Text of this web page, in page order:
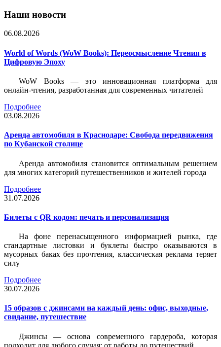
Наши новости
06.08.2026
World of Words (WoW Books): Переосмысление Чтения в
Цифровую Эпоху
WoW Books — это инновационная платформа для
онлайн-чтения, разработанная для современных читателей
Подробнее
03.08.2026
Аренда автомобиля в Краснодаре: Свобода передвижения
по Кубанской столице
Аренда автомобиля становится оптимальным решением
для многих категорий путешественников и жителей города
Подробнее
31.07.2026
Билеты c QR кодом: печать и персонализация
На фоне перенасыщенного информацией рынка, где
стандартные листовки и буклеты быстро оказываются в
мусорных баках без прочтения, классическая реклама теряет
силу
Подробнее
30.07.2026
15 образов с джинсами на каждый день: офис, выходные,
свидание, путешествие
Джинсы — основа современного гардероба, которая
подходит для любого случая: от работы до путешествий